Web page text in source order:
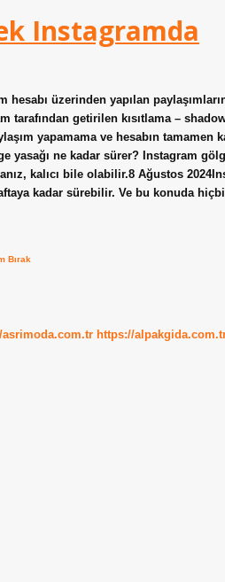
Instagramda
üzerinden yapılan
tarafından getirilen kısıtlama –
yapamama ve hesabın tamamen
yasağı ne kadar sürer? Instagram
kalıcı bile olabilir.8 Ağustos
kadar sürebilir. Ve bu konuda
Bırak
asrimoda.com.tr https://